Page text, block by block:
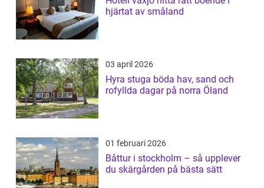
hjärtat av småland
03 april 2026
Hyra stuga böda hav, sand och
rofyllda dagar på norra Öland
01 februari 2026
Båttur i stockholm – så upplever
du skärgården på bästa sätt